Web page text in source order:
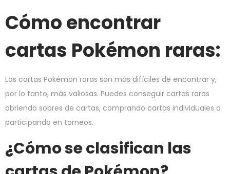
Cómo encontrar
cartas Pokémon raras:
Las cartas Pokémon raras son más difíciles de encontrar y,
por lo tanto, más valiosas. Puedes conseguir cartas raras
abriendo sobres de cartas, comprando cartas individuales o
participando en torneos.
¿Cómo se clasifican las